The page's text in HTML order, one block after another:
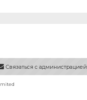
Связаться с администрацией